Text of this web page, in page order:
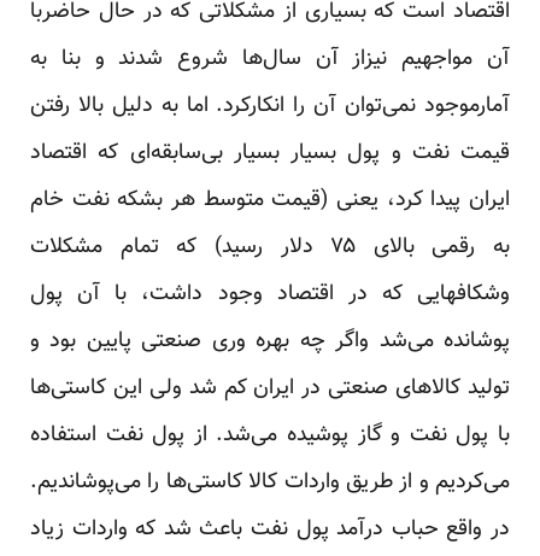
اقتصاد است که بسیاری از مشکلاتی که در حال حاضربا
آن مواجهیم نیزاز آن سال‌ها شروع شدند و بنا به
آمارموجود نمی‌توان آن را انکارکرد. اما به دلیل بالا رفتن
قیمت نفت و پول بسیار بسیار بی‌سابقه‌ای که اقتصاد
ایران پیدا کرد، یعنی (قیمت متوسط هر بشکه نفت خام
به رقمی بالای ۷۵ دلار رسید) که تمام مشکلات
وشکافهایی که در اقتصاد وجود داشت، با آن پول
پوشانده می‌شد واگر چه بهره وری صنعتی پایین بود و
تولید کالاهای صنعتی در ایران کم شد ولی این کاستی‌ها
با پول نفت و گاز پوشیده می‌شد. از پول نفت استفاده
می‌کردیم و از طریق واردات کالا کاستی‌ها را می‌پوشاندیم.
در واقع حباب درآمد پول نفت باعث شد که واردات زیاد